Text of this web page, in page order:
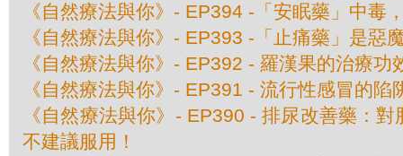
《自然療法與你》- EP394 -「安眠藥」中毒
《自然療法與你》- EP393 -「止痛藥」是惡
《自然療法與你》- EP392 - 羅漢果的治療功
《自然療法與你》- EP391 - 流行性感冒的陷
《自然療法與你》- EP390 - 排尿改善藥：
不建議服用！